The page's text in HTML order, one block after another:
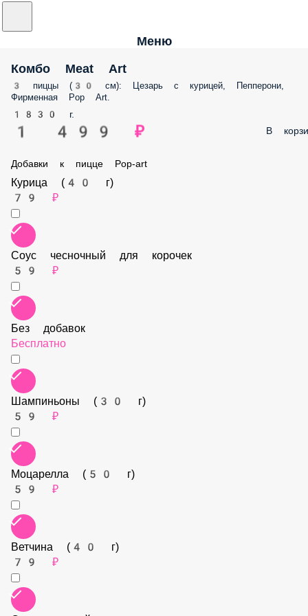
Меню
Комбо Meat Art
3 пиццы (30 см): Цезарь с курицей, Пепперони, Фирменная Pop Art.
1830 г.
1 499 ₽
Курица (40 г)
79 ₽
Соус чесночный для корочек
59 ₽
Без добавок
59 ₽
Моцарелла (50 г)
59 ₽
Ветчина (40 г)
79 ₽